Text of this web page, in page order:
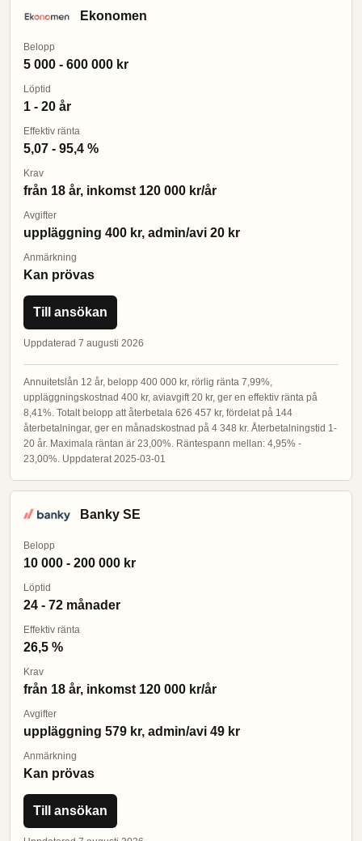
Ekonomen
Belopp
5 000 - 600 000 kr
Löptid
1 - 20 år
Effektiv ränta
5,07 - 95,4 %
Krav
från 18 år, inkomst 120 000 kr/år
Avgifter
uppläggning 400 kr, admin/avi 20 kr
Anmärkning
Kan prövas
Till ansökan
Uppdaterad 7 augusti 2026
Annuitetslån 12 år, belopp 400 000 kr, rörlig ränta 7,99%,
uppläggningskostnad 400 kr, aviavgift 20 kr, ger en effektiv ränta på
8,41%. Totalt belopp att återbetala 626 457 kr, fördelat på 144
återbetalningar, ger en månadskostnad på 4 348 kr. Återbetalningstid 1-
20 år. Maximala räntan är 23,00%. Räntespann mellan: 4,95% -
23,00%. Uppdaterat 2025-03-01
Banky SE
Belopp
10 000 - 200 000 kr
Löptid
24 - 72 månader
Effektiv ränta
26,5 %
Krav
från 18 år, inkomst 120 000 kr/år
Avgifter
uppläggning 579 kr, admin/avi 49 kr
Anmärkning
Kan prövas
Till ansökan